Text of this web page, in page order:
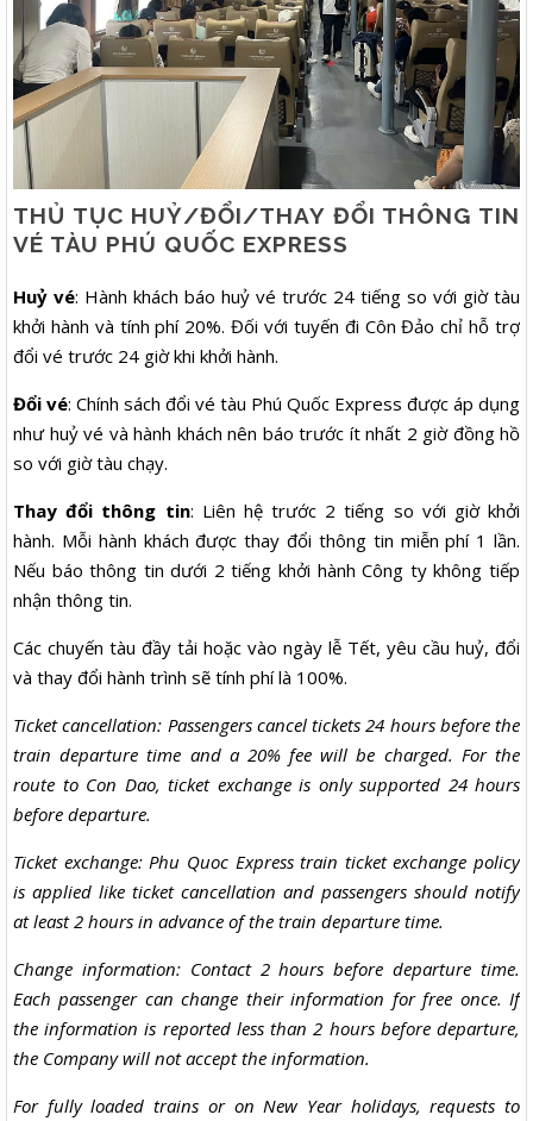
THỦ TỤC HUỶ/ĐỔI/THAY ĐỔI THÔNG TIN
VÉ TÀU PHÚ QUỐC EXPRESS
Huỷ vé: Hành khách báo huỷ vé trước 24 tiếng so với giờ tàu
khởi hành và tính phí 20%. Đối với tuyến đi Côn Đảo chỉ hỗ trợ
đổi vé trước 24 giờ khi khởi hành.
Đổi vé: Chính sách đổi vé tàu Phú Quốc Express được áp dụng
như huỷ vé và hành khách nên báo trước ít nhất 2 giờ đồng hồ
so với giờ tàu chạy.
Thay đổi thông tin: Liên hệ trước 2 tiếng so với giờ khởi
hành. Mỗi hành khách được thay đổi thông tin miễn phí 1 lần.
Nếu báo thông tin dưới 2 tiếng khởi hành Công ty không tiếp
nhận thông tin.
Các chuyến tàu đầy tải hoặc vào ngày lễ Tết, yêu cầu huỷ, đổi
và thay đổi hành trình sẽ tính phí là 100%.
Ticket cancellation: Passengers cancel tickets 24 hours before the
train departure time and a 20% fee will be charged. For the
route to Con Dao, ticket exchange is only supported 24 hours
before departure.
Ticket exchange: Phu Quoc Express train ticket exchange policy
is applied like ticket cancellation and passengers should notify
at least 2 hours in advance of the train departure time.
Change information: Contact 2 hours before departure time.
Each passenger can change their information for free once. If
the information is reported less than 2 hours before departure,
the Company will not accept the information.
For fully loaded trains or on New Year holidays, requests to